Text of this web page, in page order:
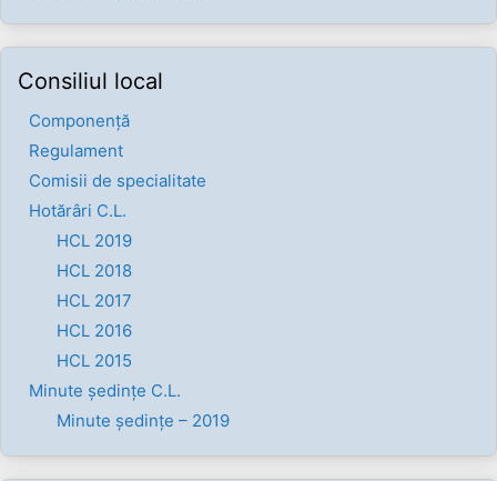
Consiliul local
Componenţă
Regulament
Comisii de specialitate
Hotărâri C.L.
HCL 2019
HCL 2018
HCL 2017
HCL 2016
HCL 2015
Minute ședințe C.L.
Minute ședințe – 2019